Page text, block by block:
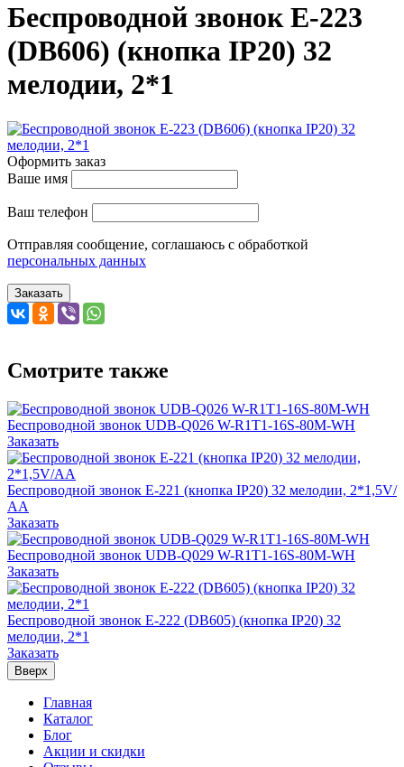
Беспроводной звонок E-223
(DB606) (кнопка IP20) 32
мелодии, 2*1
Оформить заказ
Ваше имя
Ваш телефон
Отправляя сообщение, соглашаюсь с обработкой
персональных данных
Заказать
Смотрите также
Беспроводной звонок UDB-Q026 W-R1T1-16S-80M-WH
Заказать
Беспроводной звонок E-221 (кнопка IP20) 32 мелодии, 2*1,5V/
АА
Заказать
Беспроводной звонок UDB-Q029 W-R1T1-16S-80M-WH
Заказать
Беспроводной звонок E-222 (DB605) (кнопка IP20) 32
мелодии, 2*1
Заказать
Вверх
Главная
Каталог
Блог
Акции и скидки